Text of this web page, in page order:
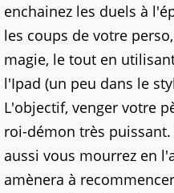
enchainez les duels à
les coups de votre
magie, le tout en
l'Ipad (un peu dans le
L'objectif, venger votre
roi-démon très
aussi vous mourrez en
amènera à